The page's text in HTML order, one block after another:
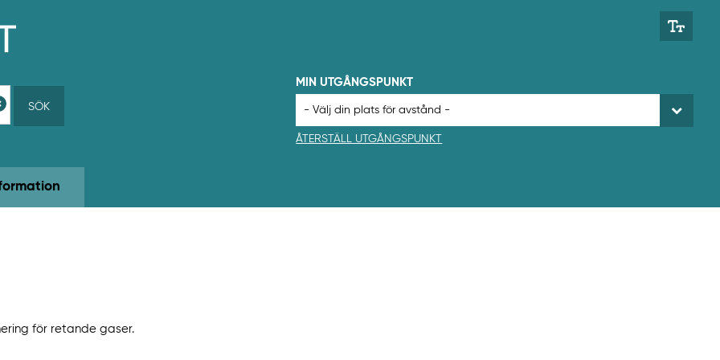
SÖK
MIN UTGÅNGSPUNKT
ÅTERSTÄLL UTGÅNGSPUNKT
för retande gaser.